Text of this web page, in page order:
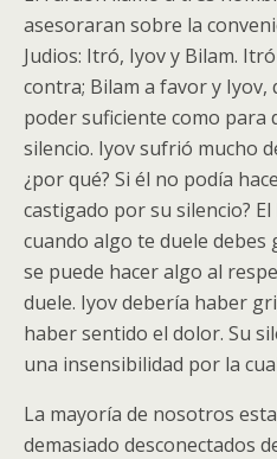
asesoraran sobre la
Judios: Itró, Iyov y Bilam.
contra; Bilam a favor y Iyov,
poder suficiente como para
silencio. Iyov sufrió mucho
¿por qué? Si él no podía
castigado por su silencio?
cuando algo te duele
se puede hacer algo al
duele. Iyov debería haber
haber sentido el dolor. Su
una insensibilidad por la
La mayoría de nosotros
demasiado desconectados